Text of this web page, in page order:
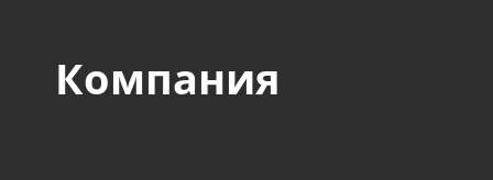
Компания